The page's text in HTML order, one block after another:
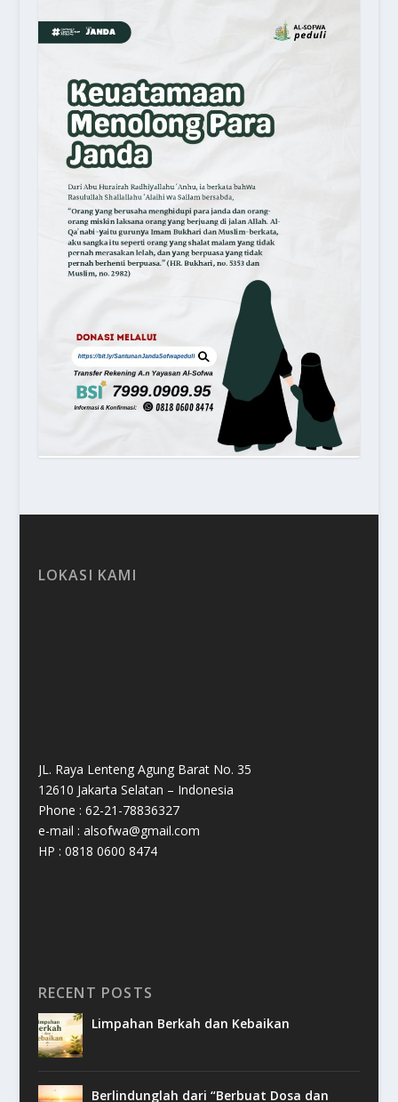
LOKASI KAMI
JL. Raya Lenteng Agung Barat No. 35
12610 Jakarta Selatan – Indonesia
Phone : 62-21-78836327
e-mail : alsofwa@gmail.com
HP : 0818 0600 8474
RECENT POSTS
Limpahan Berkah dan Kebaikan
Berlindunglah dari “Berbuat Dosa dan